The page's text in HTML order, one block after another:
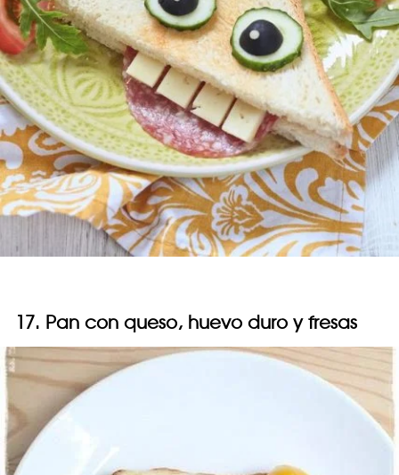
17. Pan con queso, huevo duro y fresas